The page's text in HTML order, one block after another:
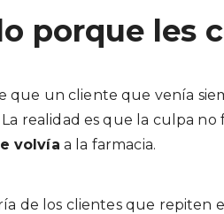
porque les
que un cliente que venía
realidad es que la culpa
volvía a la farmacia.
de los clientes que repiten